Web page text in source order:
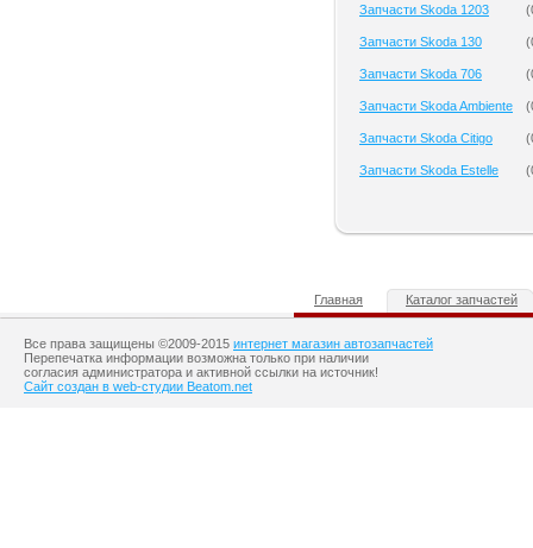
Запчасти Skoda 1203 (
Запчасти Skoda 130 (
Запчасти Skoda 706 (
Запчасти Skoda Ambiente (
Запчасти Skoda Citigo (
Запчасти Skoda Estelle (
Главная Каталог запчастей
Все права защищены ©2009-2015 интернет магазин автозапчастей
Перепечатка информации возможна только при наличии
согласия администратора и активной ссылки на источник!
Сайт создан в web-студии Beatom.net